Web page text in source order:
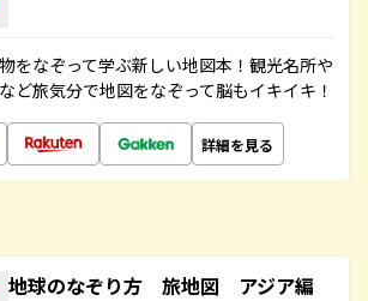
をなぞって学ぶ新しい地図本！観光名所や
ど旅気分で地図をなぞって脳もイキイキ！
詳細を見る
地球のなぞり方 旅地図 アジア編